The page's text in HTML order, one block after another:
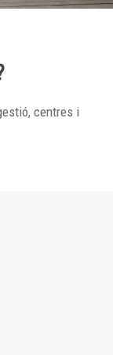
centres i